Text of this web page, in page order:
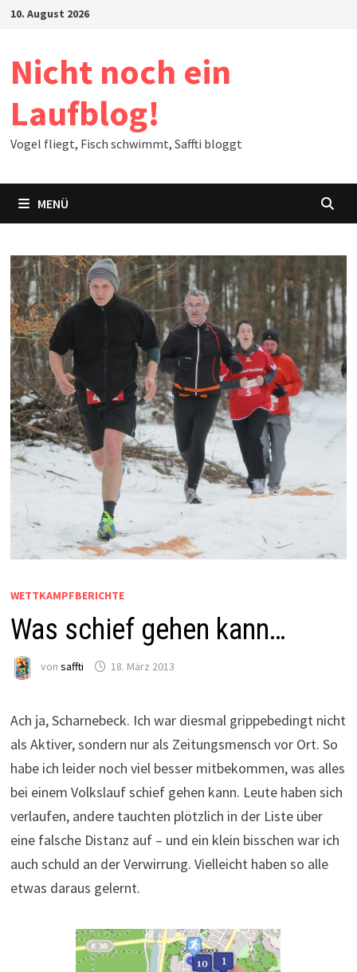
Zum10. August 2026
Nicht noch ein
Laufblog!
Vogel fliegt, Fisch schwimmt, Saffti bloggt
MENÜ
WETTKAMPFBERICHTE
Was schief gehen kann…
von saffti 18. März 2013
Ach ja, Scharnebeck. Ich war diesmal grippebedingt nicht
als Aktiver, sondern nur als Zeitungsmensch vor Ort. So
habe ich leider noch viel besser mitbekommen, was alles
bei einem Volkslauf schief gehen kann. Leute haben sich
verlaufen, andere tauchten plötzlich in der Liste über
eine falsche Distanz auf – und ein klein bisschen war ich
auch schuld an der Verwirrung. Vielleicht haben so alle
etwas daraus gelernt.